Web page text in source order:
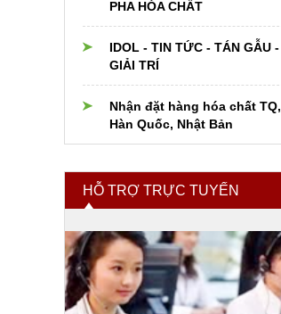
Thiết bị dụng cụ PTN khác
Hóa chất xử lý nước
Nguyên liệu Thực phẩm,
Dược phẩm, Mỹ phẩm
Hóa chất và nguyên liệu cho
Phân bón
Hóa chất nhóm ngành khác
PHA HÓA CHẤT
IDOL - TIN TỨC - TÁN GẪU -
GIẢI TRÍ
Nhận đặt hàng hóa chất TQ,
Hàn Quốc, Nhật Bản
HỖ TRỢ TRỰC TUYẾN